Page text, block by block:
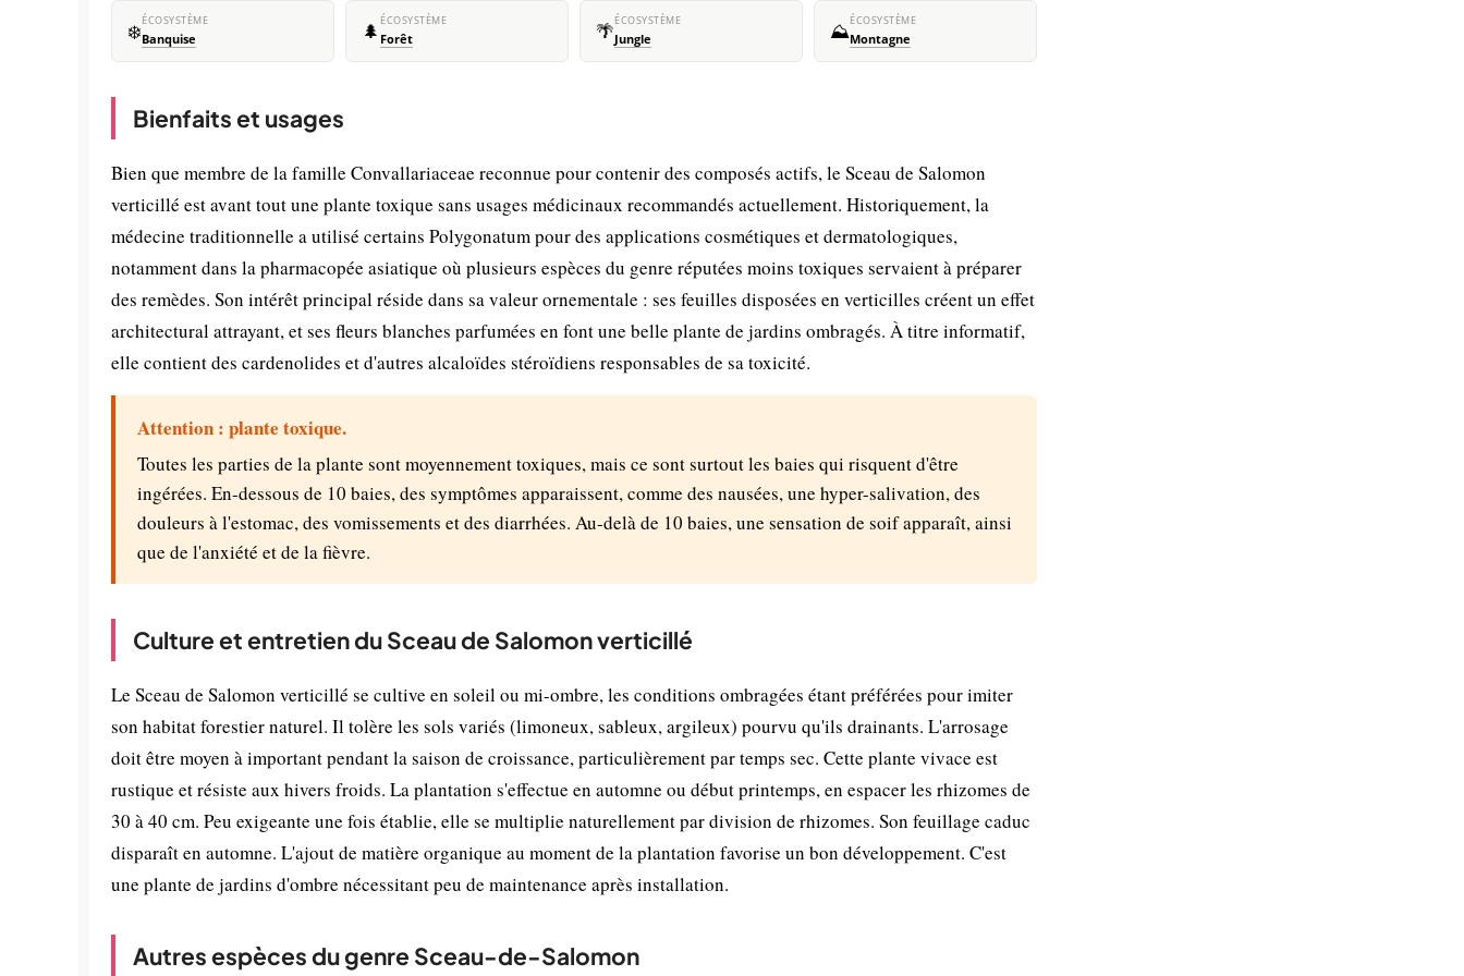
❄️ÉCOSYSTÈME
Banquise 🌲 ÉCOSYSTÈME
Forêt 🌴ÉCOSYSTÈME
Jungle ⛰️ÉCOSYSTÈME
Montagne
Bienfaits et usages
Bien que membre de la famille Convallariaceae reconnue pour contenir des composés actifs, le Sceau de Salomon
verticillé est avant tout une plante toxique sans usages médicinaux recommandés actuellement. Historiquement, la
médecine traditionnelle a utilisé certains Polygonatum pour des applications cosmétiques et dermatologiques,
notamment dans la pharmacopée asiatique où plusieurs espèces du genre réputées moins toxiques servaient à préparer
des remèdes. Son intérêt principal réside dans sa valeur ornementale : ses feuilles disposées en verticilles créent un effet
architectural attrayant, et ses fleurs blanches parfumées en font une belle plante de jardins ombragés. À titre informatif,
elle contient des cardenolides et d'autres alcaloïdes stéroïdiens responsables de sa toxicité.
Attention : plante toxique.
Toutes les parties de la plante sont moyennement toxiques, mais ce sont surtout les baies qui risquent d'être
ingérées. En-dessous de 10 baies, des symptômes apparaissent, comme des nausées, une hyper-salivation, des
douleurs à l'estomac, des vomissements et des diarrhées. Au-delà de 10 baies, une sensation de soif apparaît, ainsi
que de l'anxiété et de la fièvre.
Culture et entretien du Sceau de Salomon verticillé
Le Sceau de Salomon verticillé se cultive en soleil ou mi-ombre, les conditions ombragées étant préférées pour imiter
son habitat forestier naturel. Il tolère les sols variés (limoneux, sableux, argileux) pourvu qu'ils drainants. L'arrosage
doit être moyen à important pendant la saison de croissance, particulièrement par temps sec. Cette plante vivace est
rustique et résiste aux hivers froids. La plantation s'effectue en automne ou début printemps, en espacer les rhizomes de
30 à 40 cm. Peu exigeante une fois établie, elle se multiplie naturellement par division de rhizomes. Son feuillage caduc
disparaît en automne. L'ajout de matière organique au moment de la plantation favorise un bon développement. C'est
une plante de jardins d'ombre nécessitant peu de maintenance après installation.
Autres espèces du genre Sceau-de-Salomon